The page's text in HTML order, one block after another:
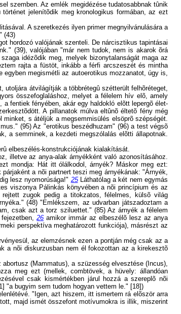
szemben. Az emlék megidézése tudatosabbnak tûnik
jelenítõdik meg kronologikus formában, az ezt
A szeretkezés ilyen primer megnyilvánulására a
(43)
hordozó valójának szenteli. De nárcisztikus tapintásai
(39), valójában "már nem tudok, nem is akarok õrá
idézõdik meg, melyek bizonytalanságát maga az
rajta a füstöt, inkább a férfi arcszeszét és mintha
megismétli az autoerotikus mozzanatot, úgy is,
utoljára átvilágítják a többrétegû szétterült felhõréteget,
összefoglaláshoz, melyet a félelem hív elõ, amely
fentiek fényében, akár egy haldokló elõtt lepergõ élet-
A pillanatok múlva eltûnõ éltetõ fény még
s átéljük a megsemmisülés elsöprõ szépségét.
(95) Az "erotikus beszédhuzam" (96) a test végsõ
a semminek, a kezdeti megszólalás elõtti állapotnak.
elbeszélés-konstrukciójának kialakítását.
illetve az anya-alak árnyékként való azonosításához.
mondja: Hát itt ólálkodol, árnyék? Máskor meg ezt:
párjaként a nõi partnert teszi meg árnyékának: "Árnyék,
lesz nyomorúsága!" 25 Láthatólag a két nem egymás
viszonya Pálinkás könyvében a nõi princípium és az
zugok pedig a titokzatos, félelmes, külsõ világ
(48) "Emlékszem, az udvarban játszadoztam a
csak azt a torz sziluettet." (85) Az árnyék a félelem
fejezetben,26 amikor immár az elbeszélõ lesz az anya
perspektíva meghatározott funkciója), másrészt az
az elemzésnek ezen a pontján még csak az a
a nõi diskurzusban nem él fokozottan az a kirekesztõ
(Mammatus), a szüzesség elvesztése (Incus),
meg ezt (mellek, combtövek, a hüvely: állandóan
csak kismértékben járul hozzá a szereplõ nõi
"a bugyim sem tudom hogyan vettem le." [18])
"Igen, azt hiszem, itt ismertem rá elõször arra
majd ismét összefont motívumokra is illik, miszerint